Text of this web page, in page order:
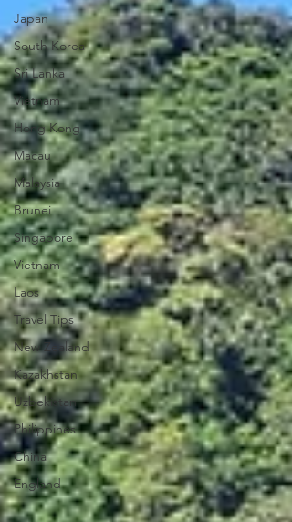
Japan
South Korea
Sri Lanka
Vietnam
Hong Kong
Macau
Malaysia
Brunei
Singapore
Vietnam
Laos
Travel Tips
New Zealand
Kazakhstan
Uzbekistan
Philippines
China
England